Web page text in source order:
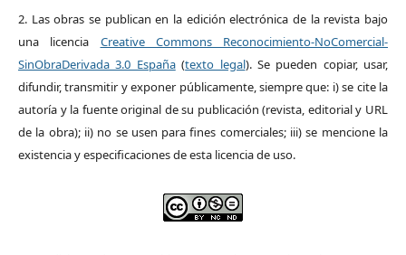
2. Las obras se publican en la edición electrónica de la revista bajo
una licencia Creative Commons Reconocimiento-NoComercial-
SinObraDerivada 3.0 España(texto legal). Se pueden copiar, usar,
difundir, transmitir y exponer públicamente, siempre que: i) se cite la
autoría y la fuente original de su publicación (revista, editorial y URL
de la obra); ii) no se usen para fines comerciales; iii) se mencione la
existencia y especificaciones de esta licencia de uso.